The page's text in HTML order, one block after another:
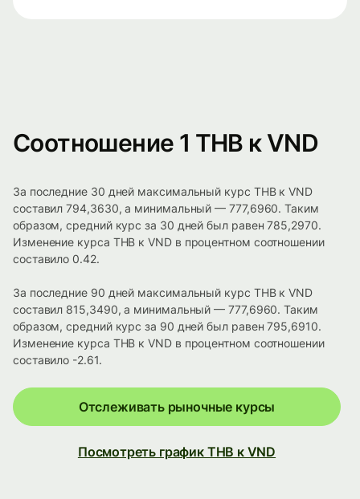
Соотношение 1 THB к VND
За последние 30 дней максимальный курс THB к VND
составил 794,3630, а минимальный — 777,6960. Таким
образом, средний курс за 30 дней был равен 785,2970.
Изменение курса THB к VND в процентном соотношении
составило 0.42.
За последние 90 дней максимальный курс THB к VND
составил 815,3490, а минимальный — 777,6960. Таким
образом, средний курс за 90 дней был равен 795,6910.
Изменение курса THB к VND в процентном соотношении
составило -2.61.
Отслеживать рыночные курсы
Посмотреть график THB к VND